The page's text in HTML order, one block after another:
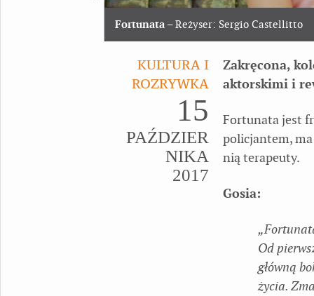
Fortunata – Reżyser: Sergio Castellitto
KULTURA I
ROZRYWKA
15
PAŹDZIER
NIKA
2017
Zakręcona,
aktorskimi i
Fortunata jest
policjantem, ma
nią terapeuty.
Gosia:
Od
główną
życia.